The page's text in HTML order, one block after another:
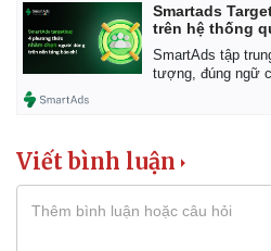
Smartads
trên hệ thống
SmartAds tập
tượng, đúng ngữ
Viết bình luận